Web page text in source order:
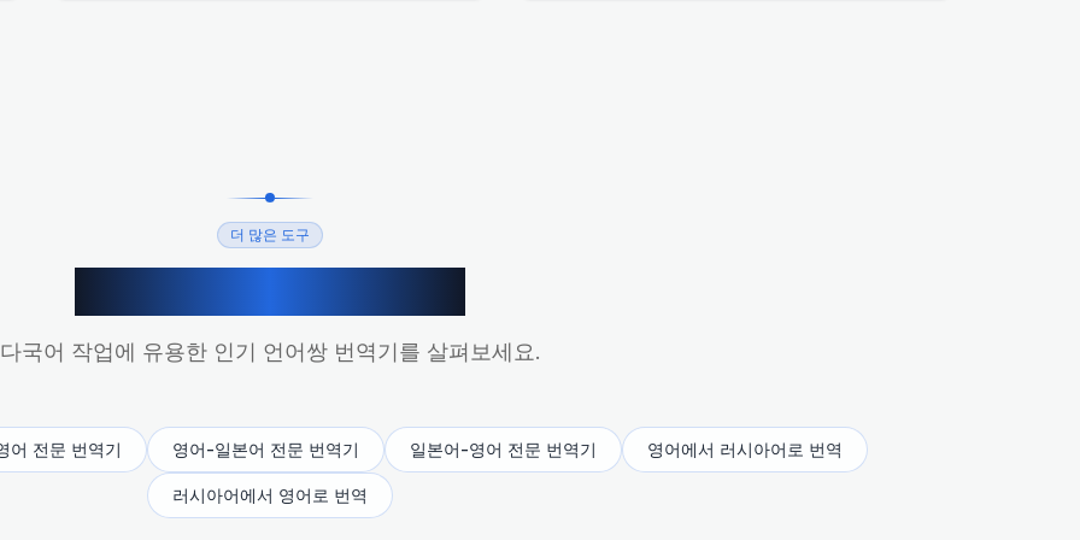
더 많은 도구
다국어 작업에 유용한 인기 언어쌍 번역기를 살펴보세요.
어 전문 번역기 영어-일본어 전문 번역기 일본어-영어 전문 번역기 영어에서 러시아어로 번역
러시아어에서 영어로 번역